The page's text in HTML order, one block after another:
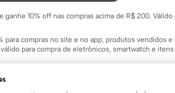
ganhe 10% off nas compras acima de R$ 200.
para compras no site e no app, produtos vendidos
para compra de eletrônicos, smartwatch e
0001-05